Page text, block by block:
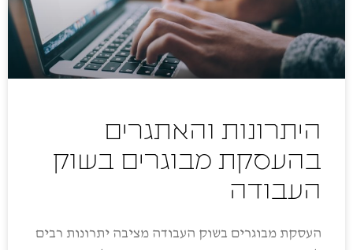
היתרונות והאתגרים
בהעסקת מבוגרים בשוק
העבודה
העסקת מבוגרים בשוק העבודה מציבה יתרונות רבים